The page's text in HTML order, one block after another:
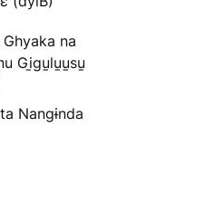
na
Gi̱gu̱lu̱u̱su̱
Nangɨnda